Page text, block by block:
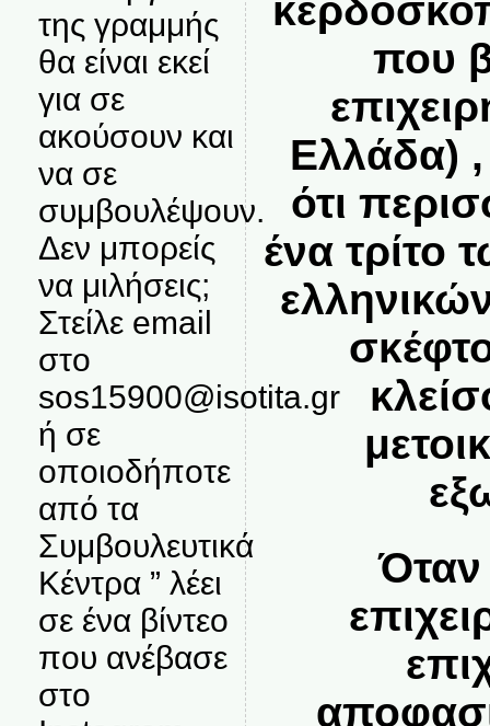
της γραμμής
θα είναι εκεί
για σε
ακούσουν και
να σε
συμβουλέψουν.
Δεν μπορείς
να μιλήσεις;
Στείλε email
στο
sos15900@isotita.gr
ή σε
οποιοδήποτε
από τα
Συμβουλευτικά
Κέντρα ” λέει
σε ένα βίντεο
που ανέβασε
στο
που
Ελλάδα)
ότι
ένα τρίτο